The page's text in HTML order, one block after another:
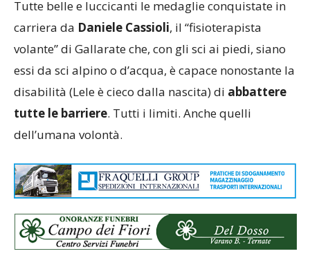
Tutte belle e luccicanti le medaglie conquistate in
carriera da Daniele Cassioli, il “fisioterapista
volante” di Gallarate che, con gli sci ai piedi, siano
essi da sci alpino o d’acqua, è capace nonostante la
disabilità (Lele è cieco dalla nascita) di abbattere
tutte le barriere. Tutti i limiti. Anche quelli
dell’umana volontà.